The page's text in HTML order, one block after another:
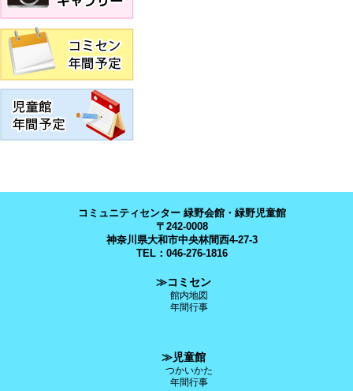
コミュニティセンター 緑野会館・緑野児童館
〒242-0008
神奈川県大和市中央林間西4-27-3
TEL：046-276-1816
≫コミセン
館内地図
年間行事
≫児童館
つかいかた
年間行事